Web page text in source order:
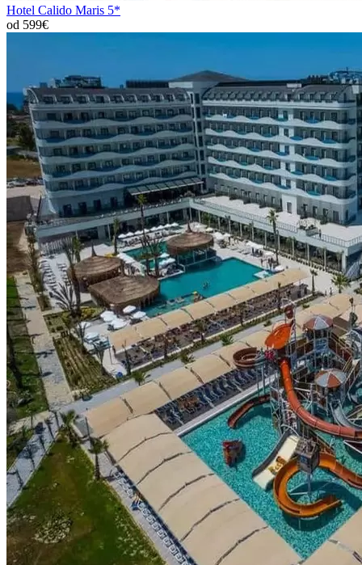
Hotel Calido Maris 5*
od 599€